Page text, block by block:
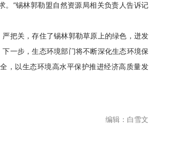
”锡林郭勒盟自然资源局相关负责人告诉记
把关，存住了锡林郭勒草原上的绿色，迸发
一步，生态环境部门将不断深化生态环境保
，以生态环境高水平保护推进经济高质量发
编辑：白雪文